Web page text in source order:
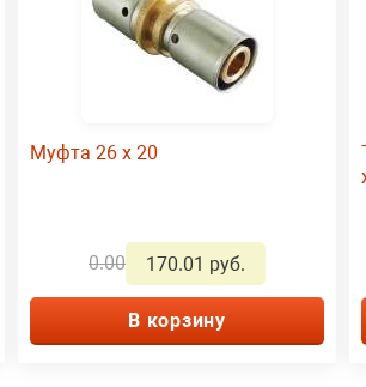
Муфта 26 x 20
0.00 170.01 руб.
В корзину